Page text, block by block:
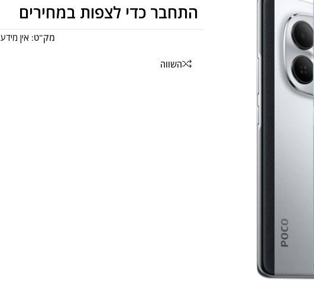
התחבר כדי לצפות במחירים
מק"ט: אין מידע
השווה